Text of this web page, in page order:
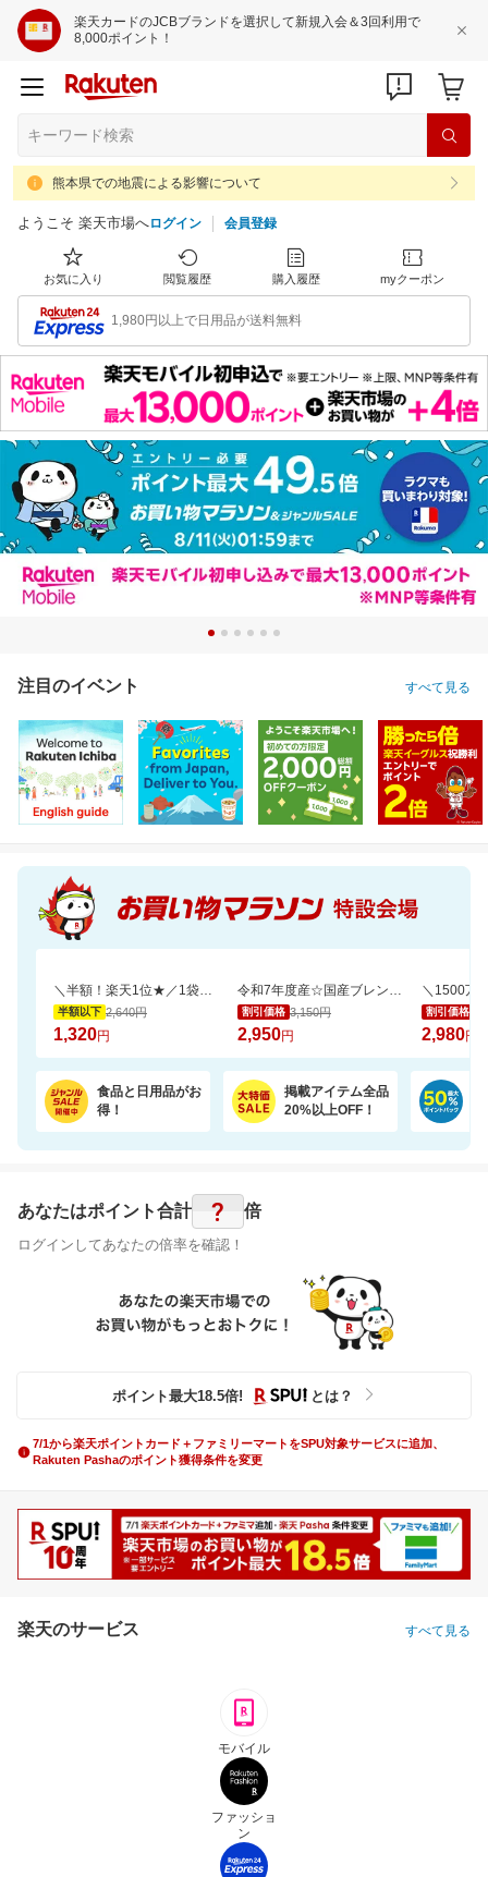
楽天カードのJCBブランドを選択して新規入会＆3回利用で
8,000ポイント！
熊本県での地震による影響について
ようこそ 楽天市場へログイン 会員登録
お気に入り 閲覧履歴 購入履歴 myクーポン
1,980円以上で日用品が送料無料
注目のイベント すべて見る
＼半額！楽天1位★／1袋で4.5兆個の乳酸菌を配合！毎日の調子を考えた乳酸菌サプリ
半額以下 2,640円
1,320円
令和7年度産☆国産ブレンド米5kgがお買い得！【楽天オリジナル】
割引価格 3,150円
2,950円
割引価格
2,980円
食品と日用品がお
得！
掲載アイテム全品
20%以上OFF！
あなたはポイント合計 ? 倍
ログインしてあなたの倍率を確認！
ポイント最大18.5倍! とは？
7/1から楽天ポイントカード＋ファミリーマートをSPU対象サービスに追加、
Rakuten Pashaのポイント獲得条件を変更
楽天のサービス すべて見る
モバイル
ファッショ
ン